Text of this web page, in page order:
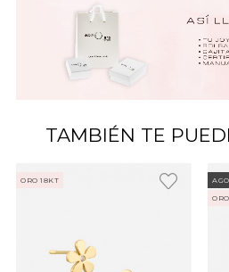
TAMBIÉN TE
ORO 18KT